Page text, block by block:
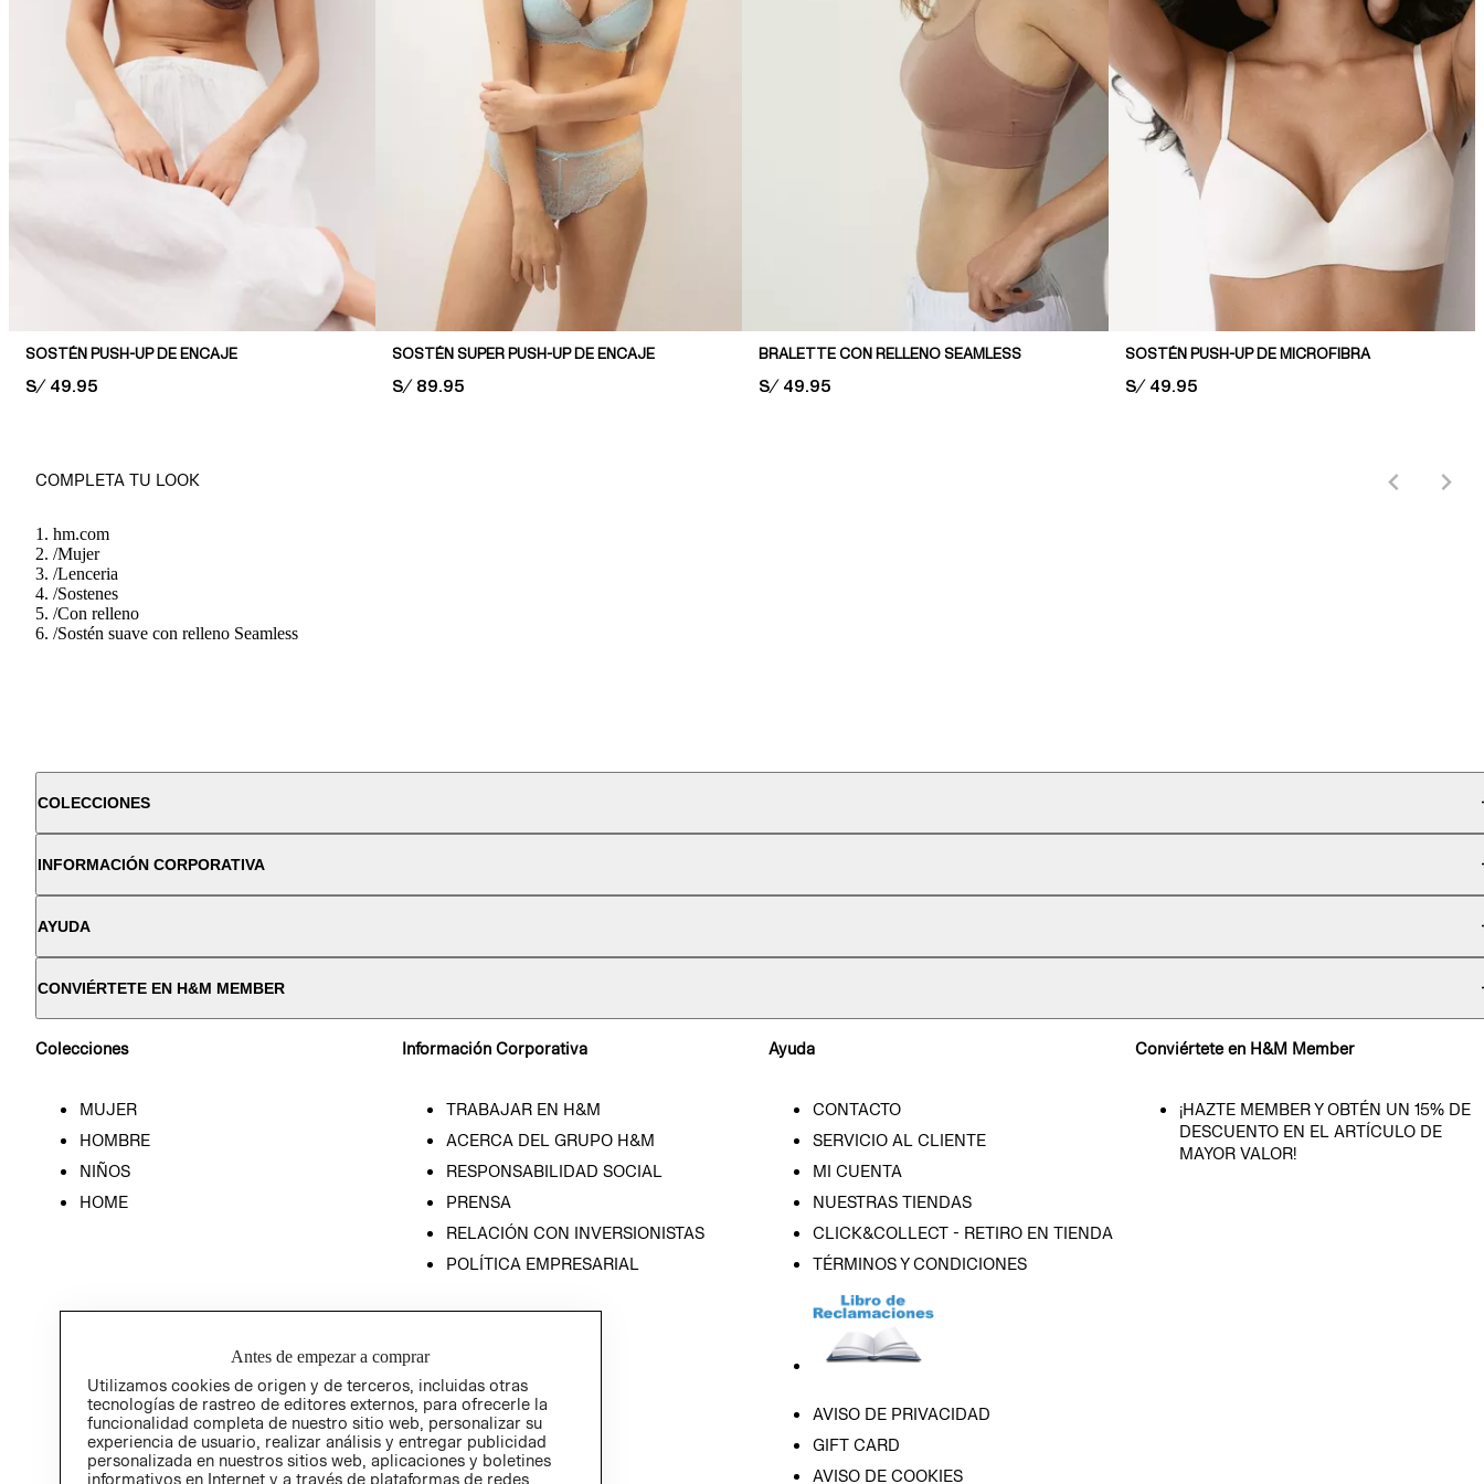
SOSTÉN PUSH-UP DE ENCAJE
PRICE:
S/ 49.95
SOSTÉN SUPER PUSH-UP DE ENCAJE
PRICE:
S/ 89.95
BRALETTE CON RELLENO SEAMLESS
PRICE:
S/ 49.95
SOSTÉN PUSH-UP DE MICROFIBRA
PRICE:
S/ 49.95
COMPLETA TU LOOK
hm.com
/Mujer
/Lenceria
/Sostenes
/Con relleno
/Sostén suave con relleno Seamless
COLECCIONES
INFORMACIÓN CORPORATIVA
AYUDA
CONVIÉRTETE EN H&M MEMBER
Colecciones
MUJER
HOMBRE
NIÑOS
HOME
Información Corporativa
TRABAJAR EN H&M
ACERCA DEL GRUPO H&M
RESPONSABILIDAD SOCIAL
PRENSA
RELACIÓN CON INVERSIONISTAS
POLÍTICA EMPRESARIAL
Ayuda
CONTACTO
SERVICIO AL CLIENTE
MI CUENTA
NUESTRAS TIENDAS
CLICK&COLLECT - RETIRO EN TIENDA
TÉRMINOS Y CONDICIONES
AVISO DE PRIVACIDAD
GIFT CARD
AVISO DE COOKIES
Conviértete en H&M Member
¡HAZTE MEMBER Y OBTÉN UN 15% DE
DESCUENTO EN EL ARTÍCULO DE
MAYOR VALOR!
Antes de empezar a comprar
Utilizamos cookies de origen y de terceros, incluidas otras
tecnologías de rastreo de editores externos, para ofrecerle la
funcionalidad completa de nuestro sitio web, personalizar su
experiencia de usuario, realizar análisis y entregar publicidad
personalizada en nuestros sitios web, aplicaciones y boletines
informativos en Internet y a través de plataformas de redes